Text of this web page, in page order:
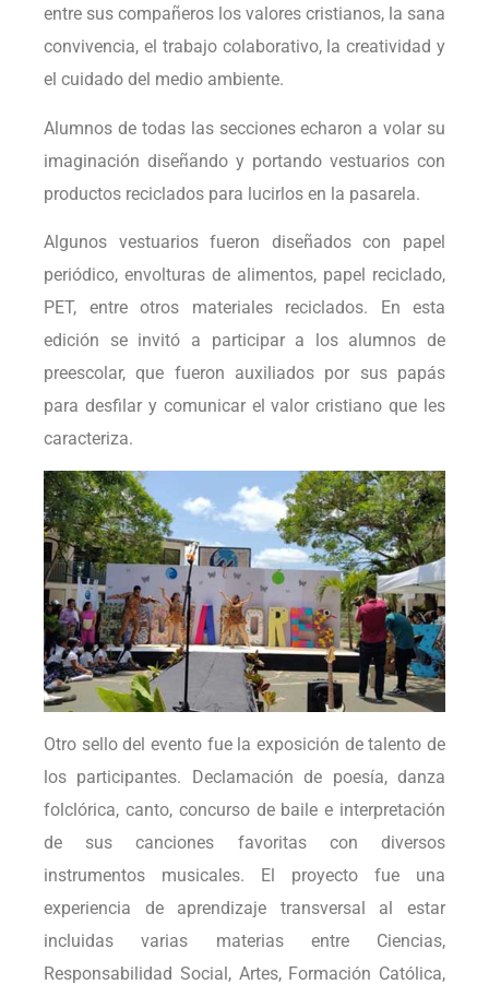
entre sus compañeros los valores cristianos, la sana
convivencia, el trabajo colaborativo, la creatividad y
el cuidado del medio ambiente.
Alumnos de todas las secciones echaron a volar su
imaginación diseñando y portando vestuarios con
productos reciclados para lucirlos en la pasarela.
Algunos vestuarios fueron diseñados con papel
periódico, envolturas de alimentos, papel reciclado,
PET, entre otros materiales reciclados. En esta
edición se invitó a participar a los alumnos de
preescolar, que fueron auxiliados por sus papás
para desfilar y comunicar el valor cristiano que les
caracteriza.
Otro sello del evento fue la exposición de talento de
los participantes. Declamación de poesía, danza
folclórica, canto, concurso de baile e interpretación
de sus canciones favoritas con diversos
instrumentos musicales. El proyecto fue una
experiencia de aprendizaje transversal al estar
incluidas varias materias entre Ciencias,
Responsabilidad Social, Artes, Formación Católica,